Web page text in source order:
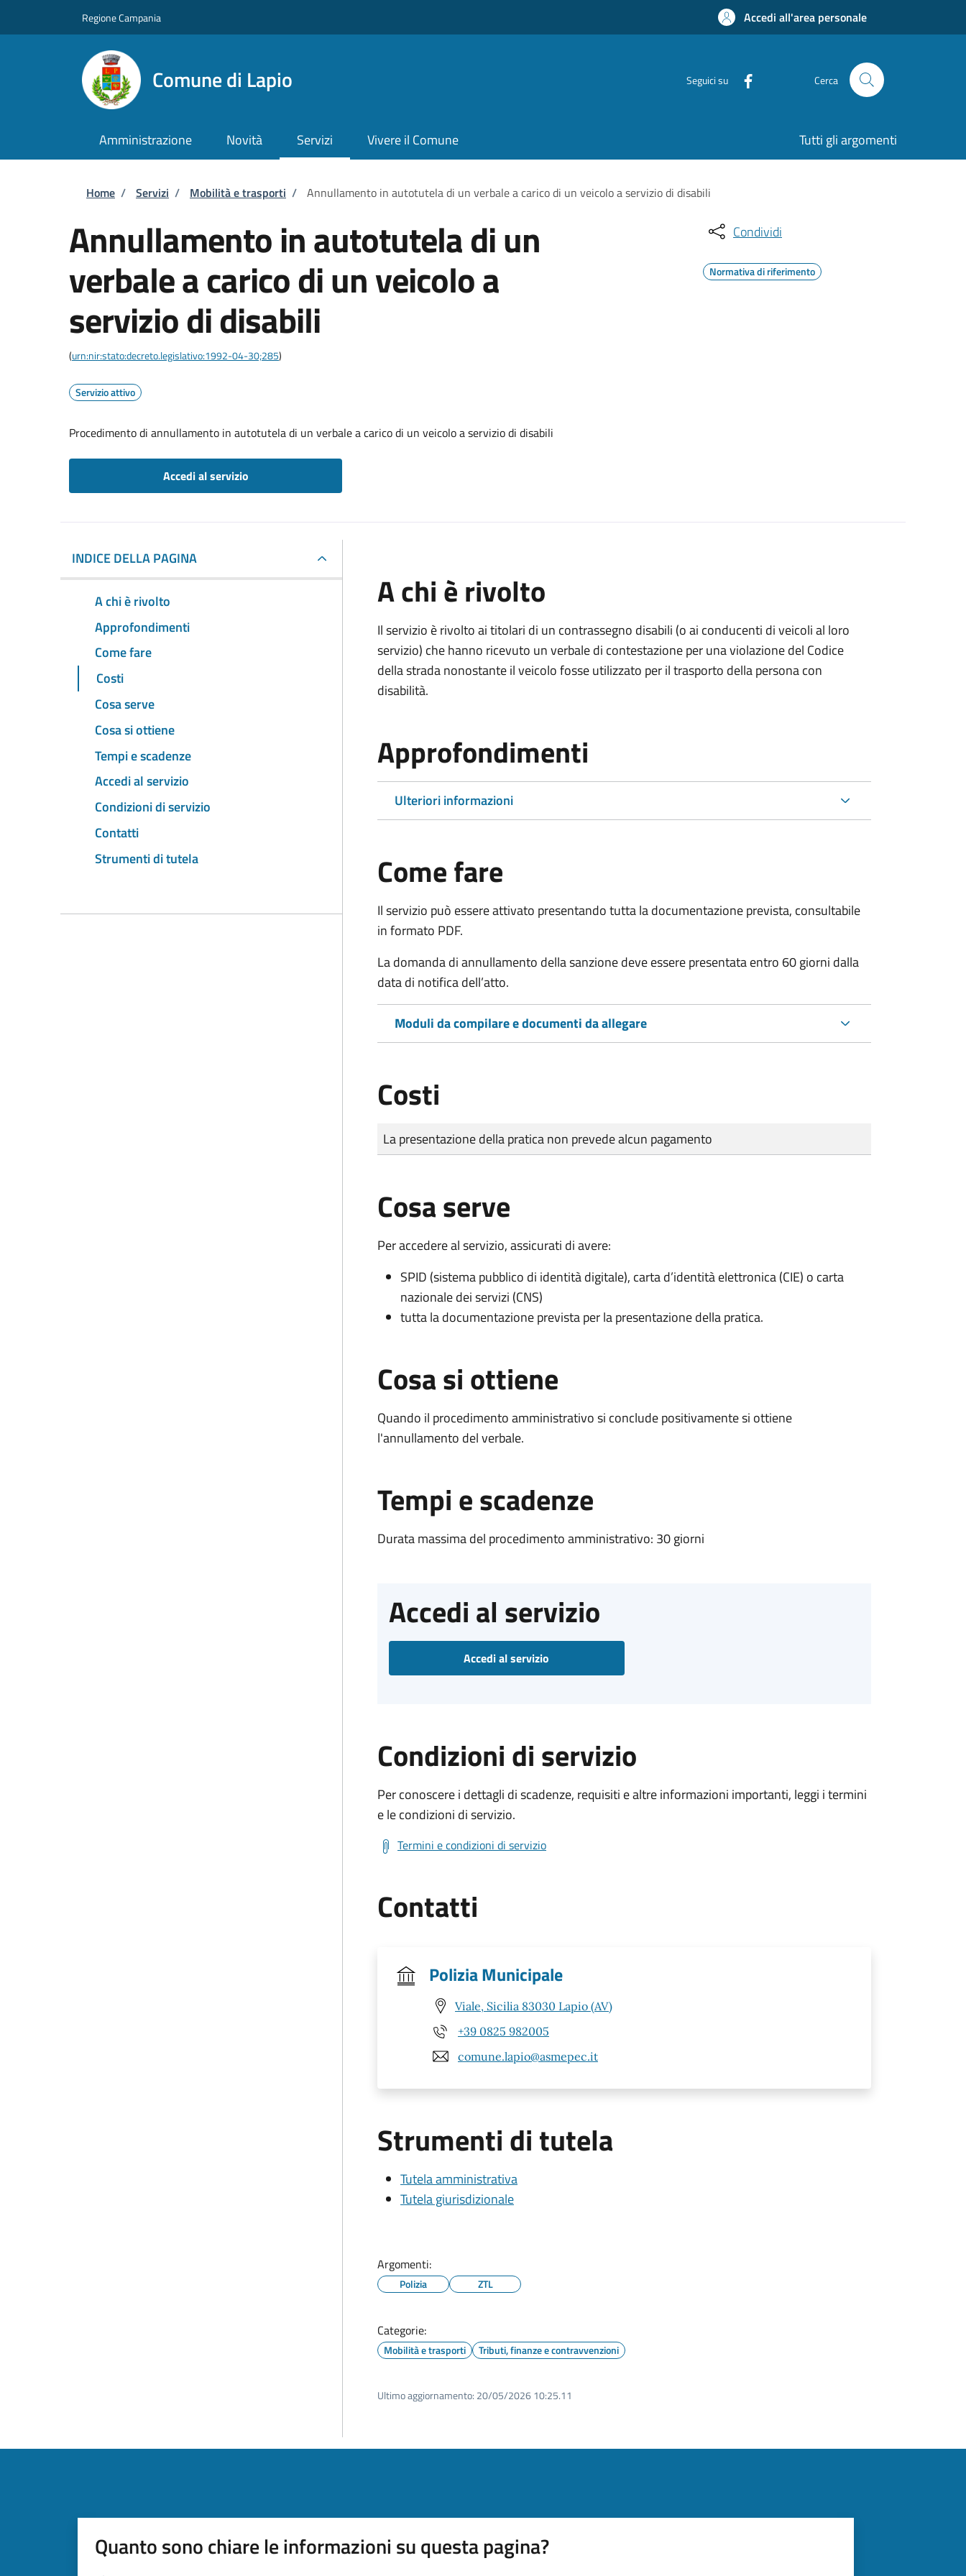
Regione Campania Accedi all'area personale
Comune di Lapio Seguici su Cerca
Amministrazione Novità Servizi Vivere il Comune Tutti gli argomenti
Briciole di pane
Home / Servizi / Mobilità e trasporti / Annullamento in autotutela di un verbale a carico di un veicolo a servizio di disabili
Annullamento in autotutela di un
verbale a carico di un veicolo a
servizio di disabili
(urn:nir:stato:decreto.legislativo:1992-04-30;285)
Servizio attivo
Procedimento di annullamento in autotutela di un verbale a carico di un veicolo a servizio di disabili
Accedi al servizio
Condividi
Normativa di riferimento
INDICE DELLA PAGINA
A chi è rivolto
Approfondimenti
Come fare
Costi
Cosa serve
Cosa si ottiene
Tempi e scadenze
Accedi al servizio
Condizioni di servizio
Contatti
Strumenti di tutela
A chi è rivolto
Il servizio è rivolto ai titolari di un contrassegno disabili (o ai conducenti di veicoli al loro
servizio) che hanno ricevuto un verbale di contestazione per una violazione del Codice
della strada nonostante il veicolo fosse utilizzato per il trasporto della persona con
disabilità.
Approfondimenti
Ulteriori informazioni
Come fare
Il servizio può essere attivato presentando tutta la documentazione prevista, consultabile
in formato PDF.
La domanda di annullamento della sanzione deve essere presentata entro 60 giorni dalla
data di notifica dell’atto.
Moduli da compilare e documenti da allegare
Costi
Tipo di pagamento
Importo
La presentazione della pratica non prevede alcun pagamento
Cosa serve
Per accedere al servizio, assicurati di avere:
SPID (sistema pubblico di identità digitale), carta d’identità elettronica (CIE) o carta
nazionale dei servizi (CNS)
tutta la documentazione prevista per la presentazione della pratica.
Cosa si ottiene
Quando il procedimento amministrativo si conclude positivamente si ottiene
l'annullamento del verbale.
Tempi e scadenze
Durata massima del procedimento amministrativo: 30 giorni
Accedi al servizio
Accedi al servizio
Condizioni di servizio
Per conoscere i dettagli di scadenze, requisiti e altre informazioni importanti, leggi i termini
e le condizioni di servizio.
Termini e condizioni di servizio
Contatti
Polizia Municipale
Viale, Sicilia 83030 Lapio (AV)
+39 0825 982005
comune.lapio@asmepec.it
Strumenti di tutela
Tutela amministrativa
Tutela giurisdizionale
Argomenti:
Polizia ZTL
Categorie:
Mobilità e trasporti Tributi, finanze e contravvenzioni
Ultimo aggiornamento: 20/05/2026 10:25.11
Quanto sono chiare le informazioni su questa pagina?